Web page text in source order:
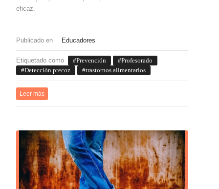
eficaz.
Publicado en Educadores
Etiquetado como Prevención
Profesorado
Detección precoz
trastornos alimentarios
Leer más